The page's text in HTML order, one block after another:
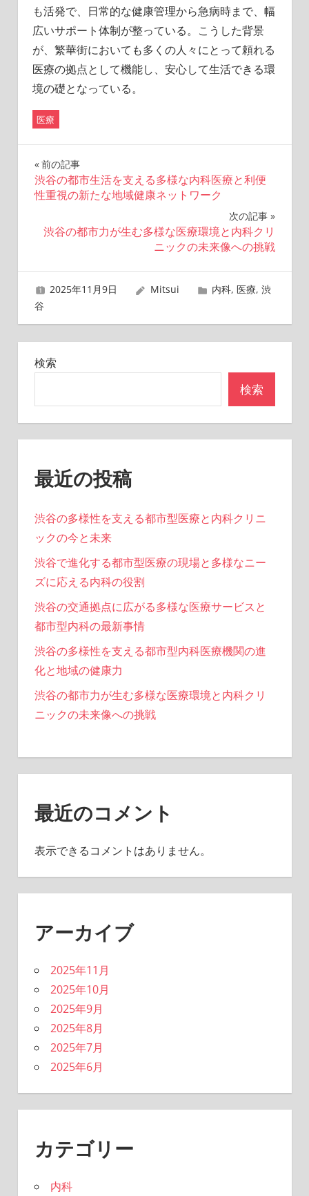
も活発で、日常的な健康管理から急病時まで、幅
広いサポート体制が整っている。こうした背景
が、繁華街においても多くの人々にとって頼れる
医療の拠点として機能し、安心して生活できる環
境の礎となっている。
医療
投
稿
ナ
ゲ
ー
シ
ョ
前の記事
渋谷の都市生活を支える多様な内科医療と利便
性重視の新たな地域健康ネットワーク
次の記事
渋谷の都市力が生む多様な医療環境と内科クリ
ニックの未来像への挑戦
2025年11月9日 Mitsui 内科, 医療,渋
谷
検索
検索
最近の投稿
渋谷の多様性を支える都市型医療と内科クリニ
ックの今と未来
渋谷で進化する都市型医療の現場と多様なニー
ズに応える内科の役割
渋谷の交通拠点に広がる多様な医療サービスと
都市型内科の最新事情
渋谷の多様性を支える都市型内科医療機関の進
化と地域の健康力
渋谷の都市力が生む多様な医療環境と内科クリ
ニックの未来像への挑戦
最近のコメント
表示できるコメントはありません。
アーカイブ
2025年11月
2025年10月
2025年9月
2025年8月
2025年7月
2025年6月
カテゴリー
内科